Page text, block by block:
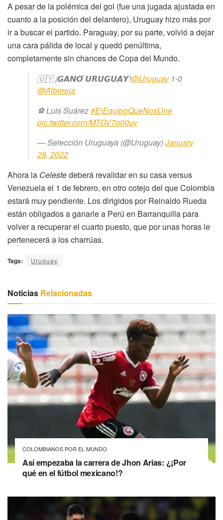
A pesar de la polémica del gol (fue una jugada ajustada en
cuanto a la posición del delantero), Uruguay hizo más por
ir a buscar el partido. Paraguay, por su parte, volvió a dejar
una cara pálida de local y quedó penúltima,
completamente sin chances de Copa del Mundo.
🇺🇾 ¡𝙂𝘼𝙉𝙊́ 𝙐𝙍𝙐𝙂𝙐𝘼𝙔!@Uruguay1-0
@Albirroja
⚽️ Luis Suárez#ElEquipoQueNosUne
pic.twitter.com/MTGV7o00uy
— Selección Uruguaya (@Uruguay)January
28, 2022
Ahora la Celestedeberá revalidar en su casa versus
Venezuela el 1 de febrero, en otro cotejo del que Colombia
estará muy pendiente. Los dirigidos por Reinaldo Rueda
están obligados a ganarle a Perú en Barranquilla para
volver a recuperar el cuarto puesto, que por unas horas le
pertenecerá a los charrúas.
Tags: Uruguay
Noticias Relacionadas
COLOMBIANOS POR EL MUNDO
Así empezaba la carrera de Jhon Arias: ¿¡Por
qué en el fútbol mexicano!?